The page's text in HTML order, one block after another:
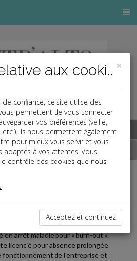
EN BURN-OUT
en arrêt maladie pour « burn-out ».
licencié pour absence prolongée
de l'entreprise et
×
Politique relative aux cookies
confiance, ce site utilise des
permettent de vous connecter
vos préférences (veille,
etc.). Ils nous permettent également
pour mieux vous servir et vous
adaptés à vos attentes. Vous
contrôle des cookies que nous
Acceptez et continuez